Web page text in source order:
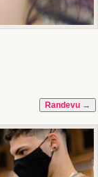
Randevu →